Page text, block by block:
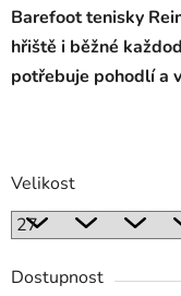
Barefoot tenisky
hřiště i běžné
potřebuje pohodlí a
Velikost
Dostupnost